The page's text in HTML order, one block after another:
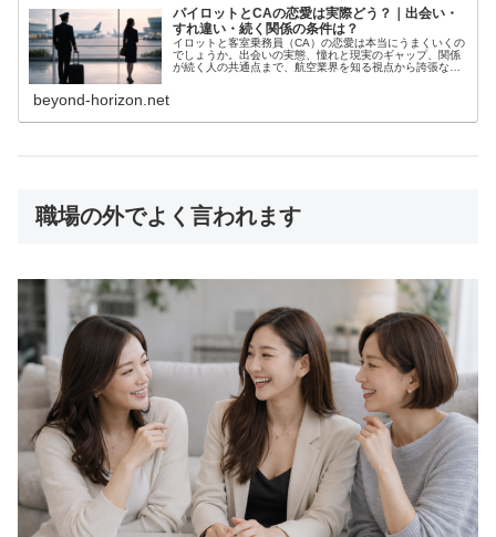
パイロットとCAの恋愛は実際どう？｜出会い・
すれ違い・続く関係の条件は？
イロットと客室乗務員（CA）の恋愛は本当にうまくいくの
でしょうか。出会いの実態、憧れと現実のギャップ、関係
が続く人の共通点まで、航空業界を知る視点から誇張なく
beyond-horizon.net
職場の外でよく言われます